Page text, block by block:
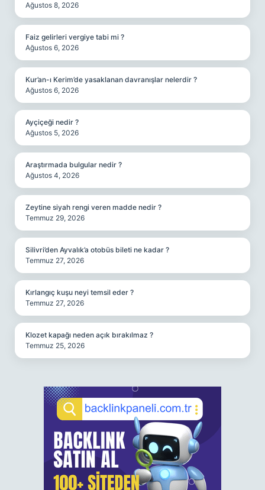
Ağustos 8, 2026
Faiz gelirleri vergiye tabi mi ?
Ağustos 6, 2026
Kur’an-ı Kerim’de yasaklanan davranışlar nelerdir ?
Ağustos 6, 2026
Ayçiçeği nedir ?
Ağustos 5, 2026
Araştırmada bulgular nedir ?
Ağustos 4, 2026
Zeytine siyah rengi veren madde nedir ?
Temmuz 29, 2026
Silivri’den Ayvalık’a otobüs bileti ne kadar ?
Temmuz 27, 2026
Kırlangıç kuşu neyi temsil eder ?
Temmuz 27, 2026
Klozet kapağı neden açık bırakılmaz ?
Temmuz 25, 2026